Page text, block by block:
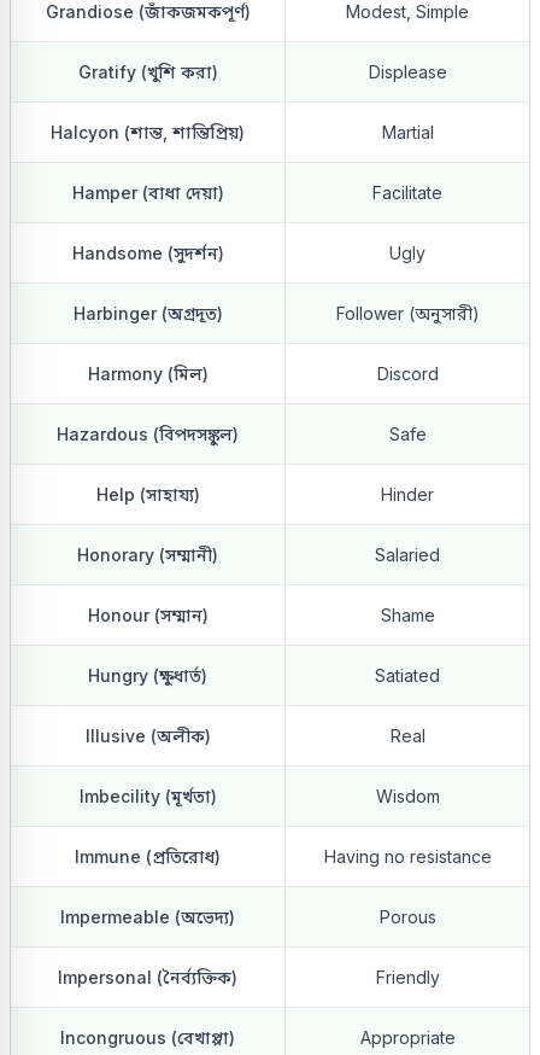
Grandiose (জাঁকজমকপূর্ণ) Modest, Simple
Gratify (খুশি করা) Displease
Halcyon (শান্ত, শান্তিপ্রিয়) Martial
Hamper (বাধা দেয়া) Facilitate
Handsome (সুদর্শন) Ugly
Harbinger (অগ্রদূত) Follower (অনুসারী)
Harmony (মিল) Discord
Hazardous (বিপদসঙ্কুল) Safe
Help (সাহায্য) Hinder
Honorary (সম্মানী) Salaried
Honour (সম্মান) Shame
Hungry (ক্ষুধার্ত) Satiated
Illusive (অলীক) Real
Imbecility (মূর্খতা) Wisdom
Immune (প্রতিরোধ) Having no resistance
Impermeable (অভেদ্য) Porous
Impersonal (নৈর্ব্যক্তিক) Friendly
Incongruous (বেখাপ্পা) Appropriate